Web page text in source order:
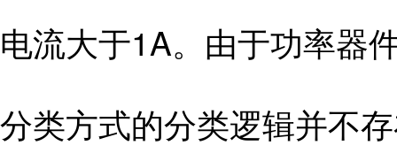
电流大于1A。由于功率器
分类方式的分类逻辑并不